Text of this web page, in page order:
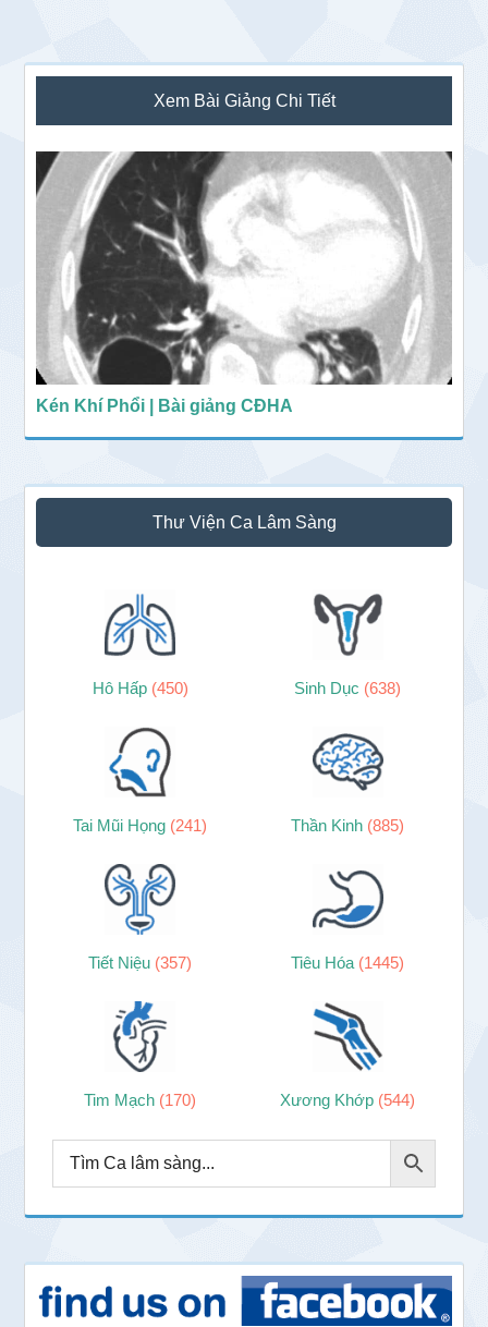
Sidebar
chính
Xem Bài Giảng Chi Tiết
Kén Khí Phổi | Bài giảng CĐHA
Thư Viện Ca Lâm Sàng
Hô Hấp (450) Sinh Dục (638)
Tai Mũi Họng (241) Thần Kinh (885)
Tiết Niệu (357) Tiêu Hóa (1445)
Tim Mạch (170) Xương Khớp (544)